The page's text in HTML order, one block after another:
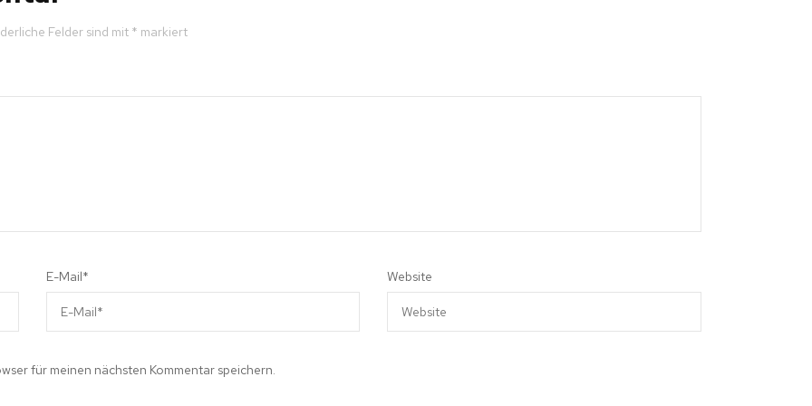
Felder sind mit * markiert
E-Mail* Website
für meinen nächsten Kommentar speichern.